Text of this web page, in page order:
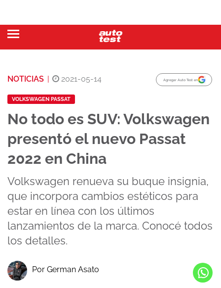
NOTICIAS | 2021-05-14 Agregar Auto Test en
VOLKSWAGEN PASSAT
No todo es SUV: Volkswagen
presentó el nuevo Passat
2022 en China
Volkswagen renueva su buque insignia,
que incorpora cambios estéticos para
estar en línea con los últimos
lanzamientos de la marca. Conocé todos
los detalles.
Por German Asato